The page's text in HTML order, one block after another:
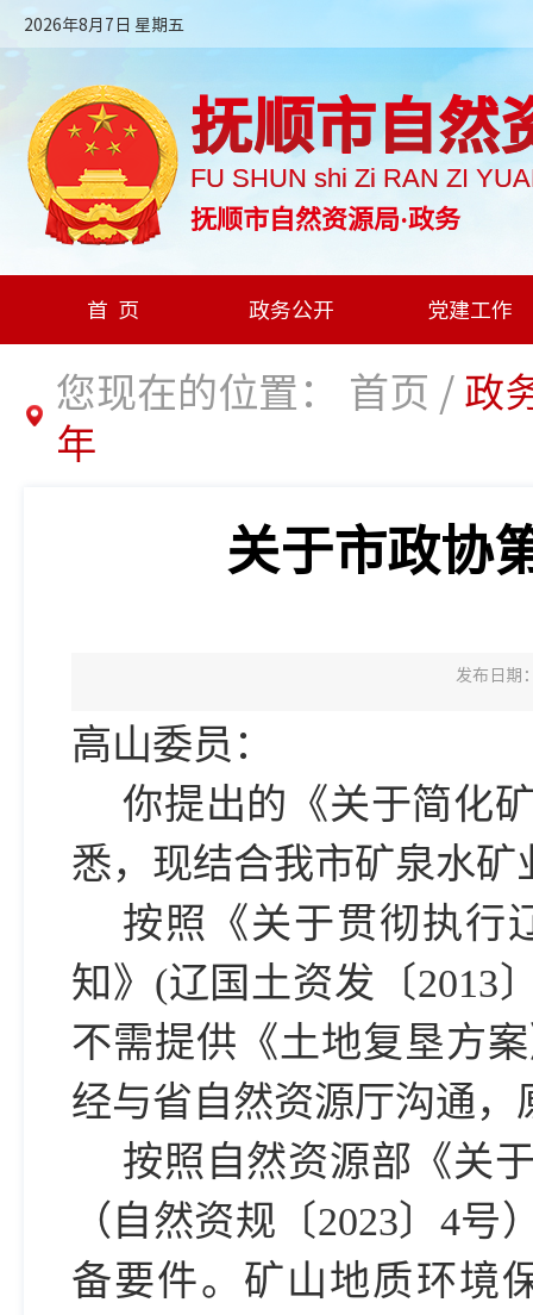
2026年8月7日 星期五
抚顺市自然
FU SHUN shi Zi RAN ZI
抚顺市自然资源局·政务
首页 政务公开 党建工作
您现在的位置： 首页 /政
年
关于市政协
发布日期
高山委员：
你提出的《关于简化
悉，现结合我市矿泉水
按照《关于贯彻执行
知》(辽国土资发〔2013
不需提供《土地复垦方
经与省自然资源厅沟通，
按照自然资源部《关
（自然资规〔2023〕4
备要件。矿山地质环境